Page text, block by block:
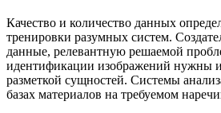
Качество и количество данных
тренировки разумных систем.
данные, релевантную решаемой
идентификации изображений нужны
разметкой сущностей. Системы
базах материалов на требуемом